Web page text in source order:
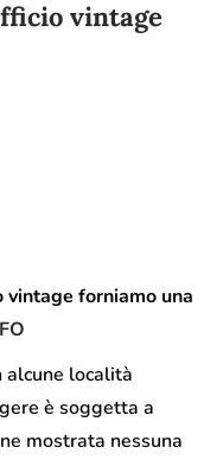
vintage
forniamo una
alcune località
è soggetta a
mostrata nessuna